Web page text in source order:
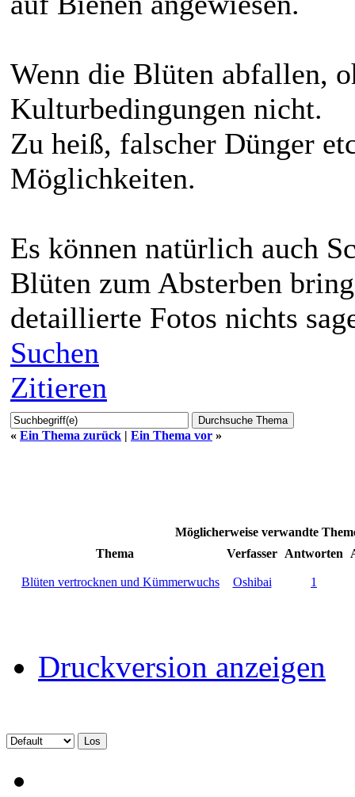
Wenn die Blüten abfallen,
Kulturbedingungen nicht.
Zu heiß, falscher Dünger
Möglichkeiten.
Es können natürlich auch
Blüten zum Absterben
detaillierte Fotos nichts
Suchen
Zitieren
« Ein Thema zurück | Ein Thema vor »
Möglicherweise verwandte
Thema
Verfasser Antworten
Blüten vertrocknen und Kümmerwuchs Oshibai 1
Druckversion anzeigen